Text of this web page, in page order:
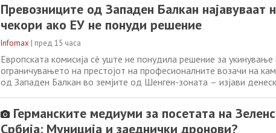
извршени на подрачјата
Превозниците од Западен Балкан најавуваат
чекори ако ЕУ не понуди решение
Infomax | пред 15 часа
Европската комисија сè уште не понудила решение за укинување
ограничувањето на престојот на професионалните возачи на
од Западен Балкан во земјите од Шенген-зоната – изјави
надлежниот директорат на Европската
Германските медиуми за посетата на
Србија: Муниција и заеднички дронови?